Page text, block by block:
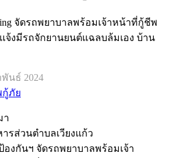
นธ์ 2024
ภัย
า
รส่วนตำบลเวียงแก้ว
งกันฯ จัดรถพยาบาลพร้อมเจ้า